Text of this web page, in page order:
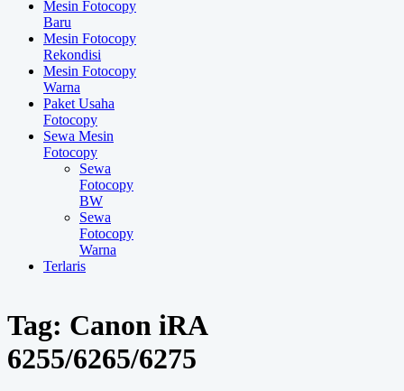
Mesin Fotocopy
Baru
Mesin Fotocopy
Rekondisi
Mesin Fotocopy
Warna
Paket Usaha
Fotocopy
Sewa Mesin
Fotocopy
Sewa
Fotocopy
BW
Sewa
Fotocopy
Warna
Terlaris
Tag: Canon iRA
6255/6265/6275